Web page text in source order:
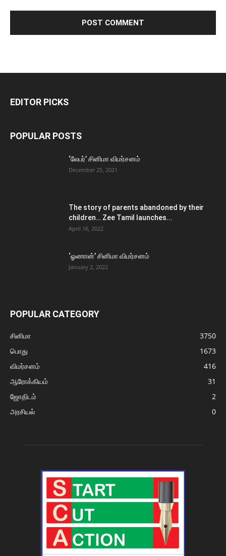
EDITOR PICKS
POPULAR POSTS
‘லேபர்’ சினிமா விமர்சனம்
December 25, 2021
The story of parents abandoned by their
children… Zee Tamil launches...
April 16, 2022
‘ஓணான்’ சினிமா விமர்சனம்
January 2, 2022
POPULAR CATEGORY
சினிமா
3750
பொது
1673
விமர்சனம்
416
ஆரோக்கியம்
31
ஜோதிடம்
2
அரசியல்
0